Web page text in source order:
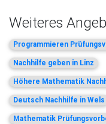
Weiteres
Programmieren
Nachhilfe geben in Linz
Höhere Mathematik
Deutsch Nachhilfe in Wels
Mathematik